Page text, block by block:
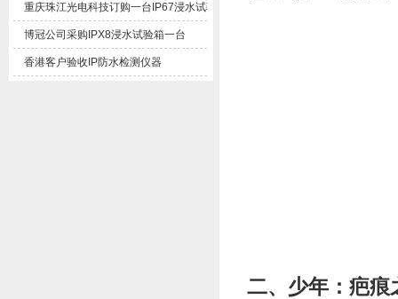
重庆珠江光电科技订购一台IP67浸水试验箱
博冠公司采购IPX8浸水试验箱一台
香港客户验收IP防水检测仪器
二、少年：疤痕